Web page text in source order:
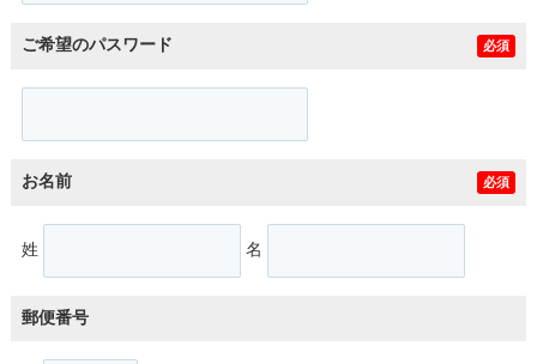
ご希望のパスワード 必須
お名前 必須
姓 名
郵便番号